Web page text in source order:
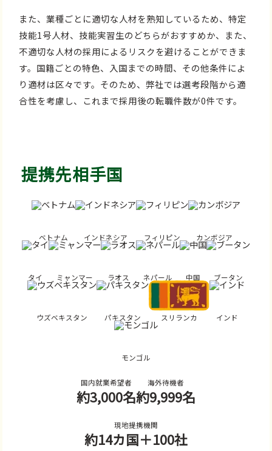
また、業種ごとに適切な人材を熟知しているため、特定
技能1号人材、技能実習生のどちらがおすすめか、また、
不適切な人材の採用によるリスクを避けることができま
す。国籍ごとの特色、入国までの時間、その他条件によ
り適材は区々です。そのため、弊社では選考段階から適
合性を考慮し、これまで採用後の転職件数が0件です。
提携先相手国
ベトナム インドネシア フィリピン カンボジア
タイ ミャンマー ラオス ネパール 中国 ブータン
ウズベキスタン パキスタン スリランカ インド
モンゴル
国内就業希望者
約3,000名
海外待機者
約9,999名
現地提携機関
約14カ国＋100社